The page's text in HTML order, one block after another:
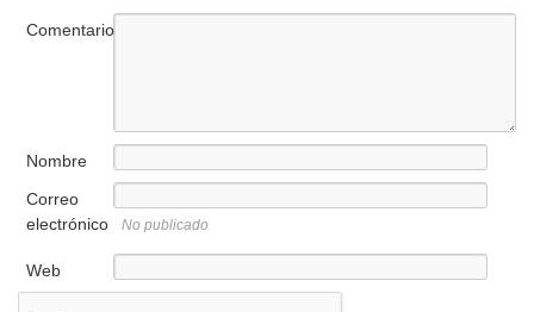
Comentario
Nombre
Correo
electrónico
No publicado
Web